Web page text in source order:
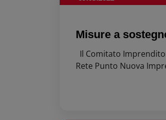
Misure a
Il Comitato
Rete Punto Nuova